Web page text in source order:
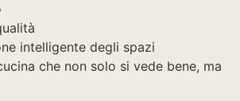
intelligente degli spazi
che non solo si vede bene, ma